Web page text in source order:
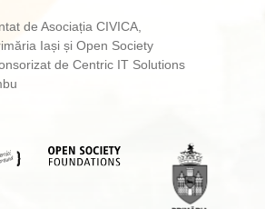
de Asociația CIVICA,
Iași și Open Society
de Centric IT Solutions